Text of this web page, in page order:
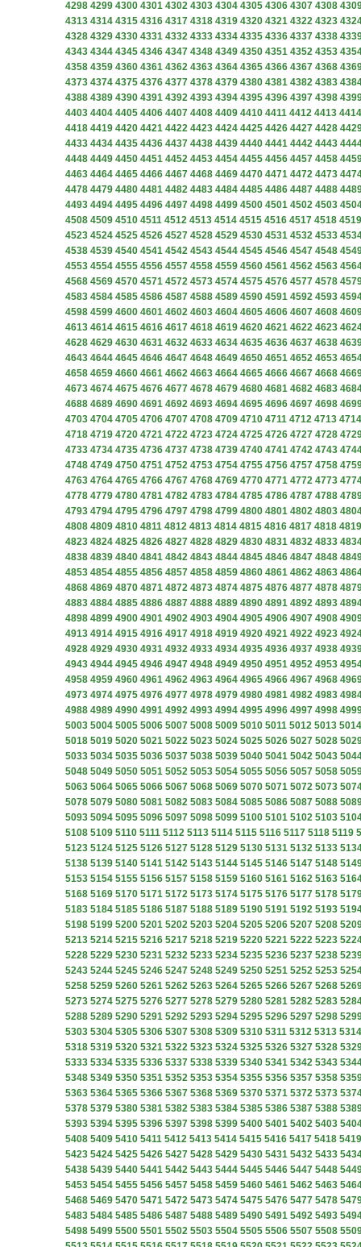
4298 4299 4300 4301 4302 4303 4304 4305 4306 4307 4308
4313 4314 4315 4316 4317 4318 4319 4320 4321 4322 4323
4328 4329 4330 4331 4332 4333 4334 4335 4336 4337 4338
4343 4344 4345 4346 4347 4348 4349 4350 4351 4352 4353
4358 4359 4360 4361 4362 4363 4364 4365 4366 4367 4368
4373 4374 4375 4376 4377 4378 4379 4380 4381 4382 4383
4388 4389 4390 4391 4392 4393 4394 4395 4396 4397 4398
4403 4404 4405 4406 4407 4408 4409 4410 4411 4412 4413 4414
4418 4419 4420 4421 4422 4423 4424 4425 4426 4427 4428
4433 4434 4435 4436 4437 4438 4439 4440 4441 4442 4443
4448 4449 4450 4451 4452 4453 4454 4455 4456 4457 4458
4463 4464 4465 4466 4467 4468 4469 4470 4471 4472 4473
4478 4479 4480 4481 4482 4483 4484 4485 4486 4487 4488
4493 4494 4495 4496 4497 4498 4499 4500 4501 4502 4503
4508 4509 4510 4511 4512 4513 4514 4515 4516 4517 4518 4519
4523 4524 4525 4526 4527 4528 4529 4530 4531 4532 4533
4538 4539 4540 4541 4542 4543 4544 4545 4546 4547 4548
4553 4554 4555 4556 4557 4558 4559 4560 4561 4562 4563
4568 4569 4570 4571 4572 4573 4574 4575 4576 4577 4578
4583 4584 4585 4586 4587 4588 4589 4590 4591 4592 4593
4598 4599 4600 4601 4602 4603 4604 4605 4606 4607 4608
4613 4614 4615 4616 4617 4618 4619 4620 4621 4622 4623
4628 4629 4630 4631 4632 4633 4634 4635 4636 4637 4638
4643 4644 4645 4646 4647 4648 4649 4650 4651 4652 4653
4658 4659 4660 4661 4662 4663 4664 4665 4666 4667 4668
4673 4674 4675 4676 4677 4678 4679 4680 4681 4682 4683
4688 4689 4690 4691 4692 4693 4694 4695 4696 4697 4698
4703 4704 4705 4706 4707 4708 4709 4710 4711 4712 4713 4714
4718 4719 4720 4721 4722 4723 4724 4725 4726 4727 4728
4733 4734 4735 4736 4737 4738 4739 4740 4741 4742 4743
4748 4749 4750 4751 4752 4753 4754 4755 4756 4757 4758
4763 4764 4765 4766 4767 4768 4769 4770 4771 4772 4773
4778 4779 4780 4781 4782 4783 4784 4785 4786 4787 4788
4793 4794 4795 4796 4797 4798 4799 4800 4801 4802 4803
4808 4809 4810 4811 4812 4813 4814 4815 4816 4817 4818 4819
4823 4824 4825 4826 4827 4828 4829 4830 4831 4832 4833
4838 4839 4840 4841 4842 4843 4844 4845 4846 4847 4848
4853 4854 4855 4856 4857 4858 4859 4860 4861 4862 4863
4868 4869 4870 4871 4872 4873 4874 4875 4876 4877 4878
4883 4884 4885 4886 4887 4888 4889 4890 4891 4892 4893
4898 4899 4900 4901 4902 4903 4904 4905 4906 4907 4908
4913 4914 4915 4916 4917 4918 4919 4920 4921 4922 4923
4928 4929 4930 4931 4932 4933 4934 4935 4936 4937 4938
4943 4944 4945 4946 4947 4948 4949 4950 4951 4952 4953
4958 4959 4960 4961 4962 4963 4964 4965 4966 4967 4968
4973 4974 4975 4976 4977 4978 4979 4980 4981 4982 4983
4988 4989 4990 4991 4992 4993 4994 4995 4996 4997 4998
5003 5004 5005 5006 5007 5008 5009 5010 5011 5012 5013 5014
5018 5019 5020 5021 5022 5023 5024 5025 5026 5027 5028
5033 5034 5035 5036 5037 5038 5039 5040 5041 5042 5043
5048 5049 5050 5051 5052 5053 5054 5055 5056 5057 5058
5063 5064 5065 5066 5067 5068 5069 5070 5071 5072 5073
5078 5079 5080 5081 5082 5083 5084 5085 5086 5087 5088
5093 5094 5095 5096 5097 5098 5099 5100 5101 5102 5103
5108 5109 5110 5111 5112 5113 5114 5115 5116 5117 5118 5119
5123 5124 5125 5126 5127 5128 5129 5130 5131 5132 5133
5138 5139 5140 5141 5142 5143 5144 5145 5146 5147 5148
5153 5154 5155 5156 5157 5158 5159 5160 5161 5162 5163
5168 5169 5170 5171 5172 5173 5174 5175 5176 5177 5178
5183 5184 5185 5186 5187 5188 5189 5190 5191 5192 5193
5198 5199 5200 5201 5202 5203 5204 5205 5206 5207 5208
5213 5214 5215 5216 5217 5218 5219 5220 5221 5222 5223
5228 5229 5230 5231 5232 5233 5234 5235 5236 5237 5238
5243 5244 5245 5246 5247 5248 5249 5250 5251 5252 5253
5258 5259 5260 5261 5262 5263 5264 5265 5266 5267 5268
5273 5274 5275 5276 5277 5278 5279 5280 5281 5282 5283
5288 5289 5290 5291 5292 5293 5294 5295 5296 5297 5298
5303 5304 5305 5306 5307 5308 5309 5310 5311 5312 5313 5314
5318 5319 5320 5321 5322 5323 5324 5325 5326 5327 5328
5333 5334 5335 5336 5337 5338 5339 5340 5341 5342 5343
5348 5349 5350 5351 5352 5353 5354 5355 5356 5357 5358
5363 5364 5365 5366 5367 5368 5369 5370 5371 5372 5373
5378 5379 5380 5381 5382 5383 5384 5385 5386 5387 5388
5393 5394 5395 5396 5397 5398 5399 5400 5401 5402 5403
5408 5409 5410 5411 5412 5413 5414 5415 5416 5417 5418 5419
5423 5424 5425 5426 5427 5428 5429 5430 5431 5432 5433
5438 5439 5440 5441 5442 5443 5444 5445 5446 5447 5448
5453 5454 5455 5456 5457 5458 5459 5460 5461 5462 5463
5468 5469 5470 5471 5472 5473 5474 5475 5476 5477 5478
5483 5484 5485 5486 5487 5488 5489 5490 5491 5492 5493
5498 5499 5500 5501 5502 5503 5504 5505 5506 5507 5508